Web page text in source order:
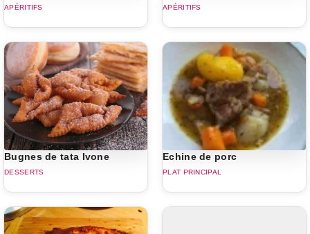
APÉRITIFS APÉRITIFS
Bugnes de tata Ivone
DESSERTS
Echine de porc
PLAT PRINCIPAL